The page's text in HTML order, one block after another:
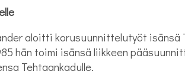
aloitti korusuunnittelutyöt isänsä
hän toimi isänsä liikkeen
Tehtaankadulle.